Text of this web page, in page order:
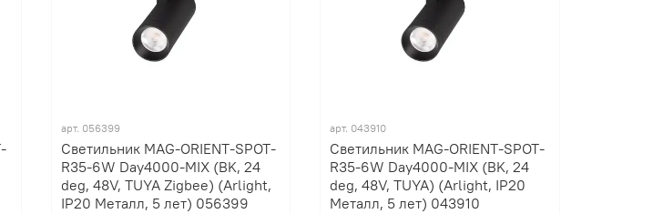
арт. 056399
Светильник MAG-ORIENT-SPOT-
R35-6W Day4000-MIX (BK, 24
deg, 48V, TUYA Zigbee) (Arlight,
IP20 Металл, 5 лет) 056399
арт. 043910
Светильник MAG-ORIENT-SPOT-
R35-6W Day4000-MIX (BK, 24
deg, 48V, TUYA) (Arlight, IP20
Металл, 5 лет) 043910